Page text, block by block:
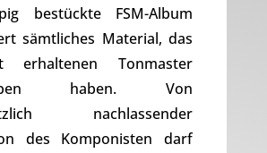
bestückte FSM-Album
sämtliches Material, das
Tonmaster
haben. Von
nachlassender
des Komponisten darf